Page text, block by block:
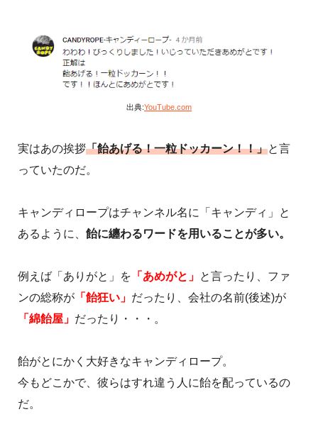
出典:YouTube.com
実はあの挨拶「飴あげる！一粒ドッカーン！！」と言
っていたのだ。
キャンディロープはチャンネル名に「キャンディ」と
あるように、 飴に纏わるワードを用いることが多い。
例えば「ありがと」を 「あめがと」 と言ったり、ファ
ンの総称が 「飴狂い」 だったり、会社の名前(後述)が
「綿飴屋」 だったり・・・。
飴がとにかく大好きなキャンディロープ。
今もどこかで、彼らはすれ違う人に飴を配っているの
だ。